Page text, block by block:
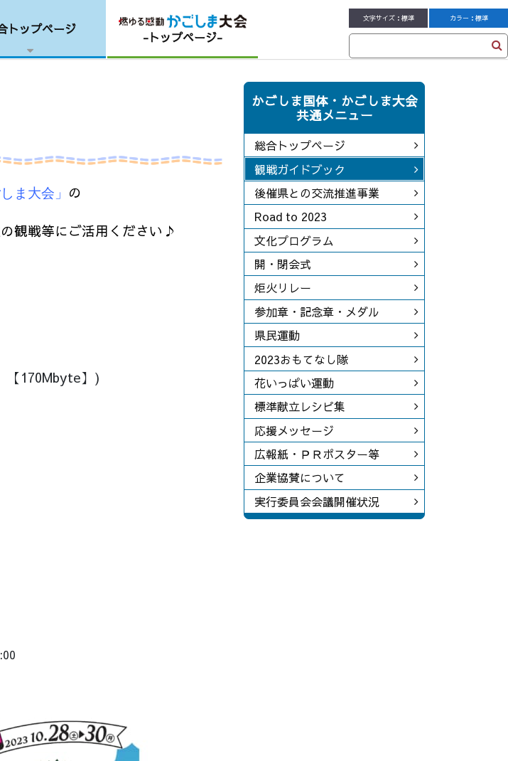
トップページ
-トップページ-
文字サイズ： 標準 カラー： 標準
ま大会」 の
観戦等にご活用ください♪
【170Mbyte】)
かごしま国体・かごしま大会
共通メニュー
総合トップページ
観戦ガイドブック
後催県との交流推進事業
Road to 2023
文化プログラム
開・閉会式
炬火リレー
参加章・記念章・メダル
県民運動
2023おもてなし隊
花いっぱい運動
標準献立レシピ集
応援メッセージ
広報紙・ＰＲポスター等
企業協賛について
実行委員会会議開催状況